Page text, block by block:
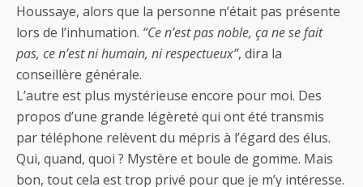
Houssaye, alors que la personne n’était pas présente
lors de l’inhumation. “Ce n’est pas noble, ça ne se fait
pas, ce n’est ni humain, ni respectueux”, dira la
conseillère générale.
L’autre est plus mystérieuse encore pour moi. Des
propos d’une grande légèreté qui ont été transmis
par téléphone relèvent du mépris à l’égard des élus.
Qui, quand, quoi ? Mystère et boule de gomme. Mais
bon, tout cela est trop privé pour que je m’y intéresse.